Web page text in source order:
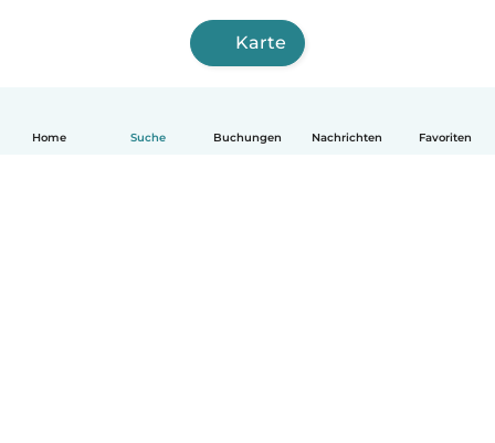
Home Suche Buchungen Nachrichten Favoriten
Karte